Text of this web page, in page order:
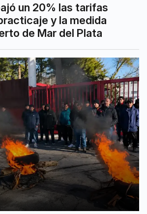
un 20% las tarifas
y la medida
de Mar del Plata